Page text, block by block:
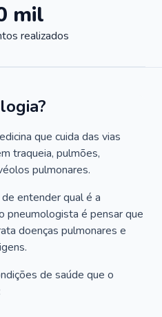
mil
realizados
que cuida das vias
traqueia, pulmões,
pulmonares.
entender qual é a
pneumologista é pensar que
doenças pulmonares e
de saúde que o